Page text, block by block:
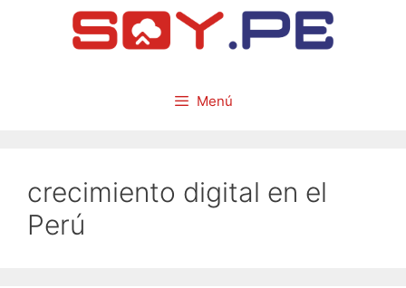
Menú
crecimiento digital en el
Perú